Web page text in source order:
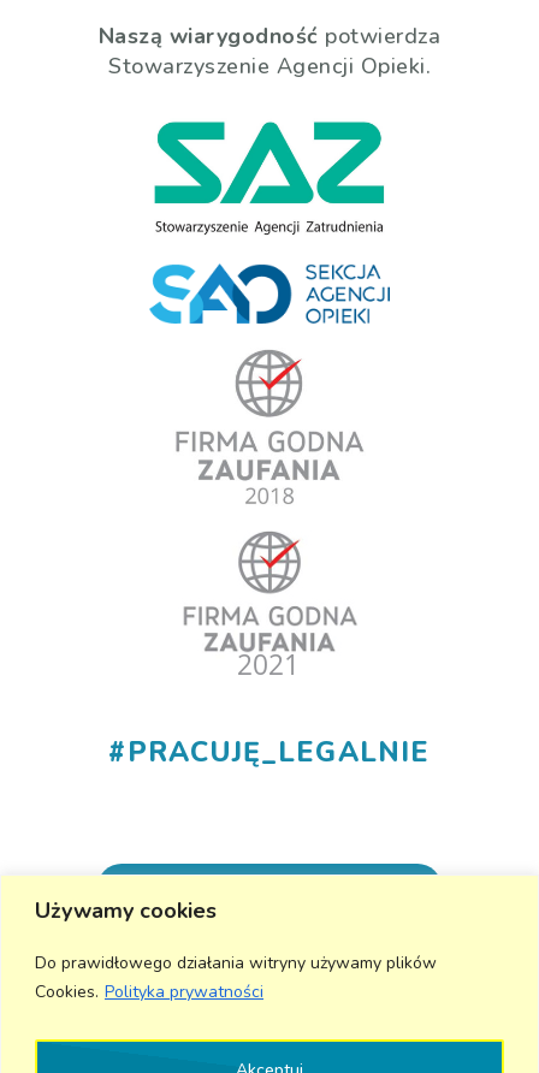
Używamy cookies
Do prawidłowego działania witryny używamy plików
Cookies. Polityka prywatności
Naszą wiarygodność potwierdza
Stowarzyszenie Agencji Opieki.
#PRACUJĘ_LEGALNIE
+48 530 555 015
info@aktivmed24.pl